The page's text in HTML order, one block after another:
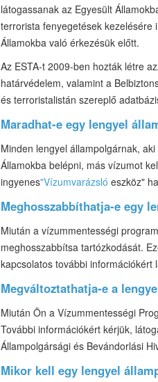
látogassanak az Egyesült
terrorista fenyegetések kezelésére
Államokba való érkezésük előtt.
Az ESTA-t 2009-ben hozták létre
határvédelem, valamint a
és terroristalistán szereplő
Maradhat-e egy lengyel
Minden lengyel állampolgárnak,
Államokba belépni, más vízumot
ingyenes"Vízumvarázsló eszköz"
Meghosszabbíthatja-e egy
Miután a vízummentességi
meghosszabbítsa tartózkodását.
kapcsolatos további információkért
Megváltoztathatja-e a
Miután Ön a Vízummentességi
További információkért kérjük,
Állampolgársági és Bevándorlási
Mikor kell egy lengyel